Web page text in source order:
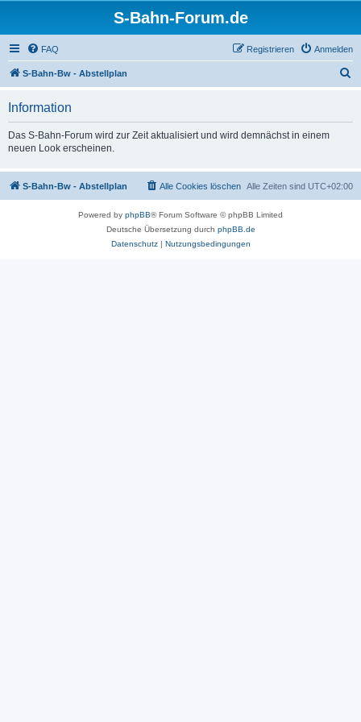
S-Bahn-Forum.de
FAQ Anmelden
Registrieren
S-Bahn-Bw - Abstellplan
Information
Das S-Bahn-Forum wird zur Zeit aktualisiert und wird demnächst in einem
neuen Look erscheinen.
S-Bahn-Bw - Abstellplan Alle Zeiten sind UTC+02:00
Alle Cookies löschen
Powered by phpBB® Forum Software © phpBB Limited
Deutsche Übersetzung durch phpBB.de
Datenschutz| Nutzungsbedingungen